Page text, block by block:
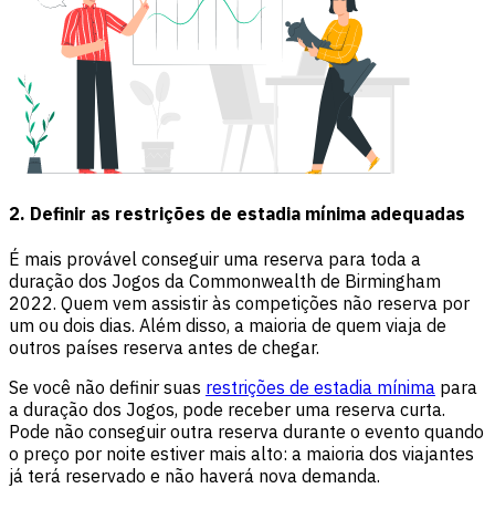
2. Definir as restrições de estadia mínima adequadas
É mais provável conseguir uma reserva para toda a
duração dos Jogos da Commonwealth de Birmingham
2022. Quem vem assistir às competições não reserva por
um ou dois dias. Além disso, a maioria de quem viaja de
outros países reserva antes de chegar.
Se você não definir suas restrições de estadia mínima para
a duração dos Jogos, pode receber uma reserva curta.
Pode não conseguir outra reserva durante o evento quando
o preço por noite estiver mais alto: a maioria dos viajantes
já terá reservado e não haverá nova demanda.